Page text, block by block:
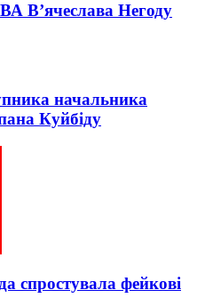
В’ячеслава Негоду
начальника
Куйбіду
спростувaлa фейкові